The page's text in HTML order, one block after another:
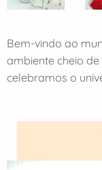
Bem-vindo ao
ambiente cheio
celebramos o